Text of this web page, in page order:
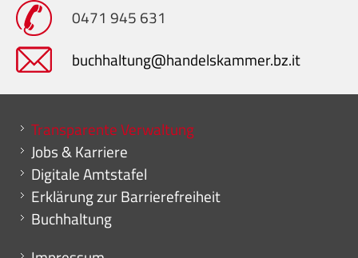
0471 945 631
buchhaltung@handelskammer.bz.it
Mini menu di servizio
Transparente Verwaltung
Jobs & Karriere
Digitale Amtstafel
Erklärung zur Barrierefreiheit
Buchhaltung
Menu footer